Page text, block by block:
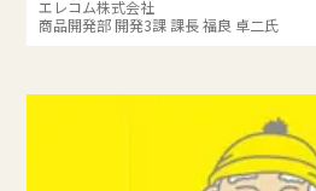
エレコム株式会社
商品開発部 開発3課 課長 福良 卓二氏